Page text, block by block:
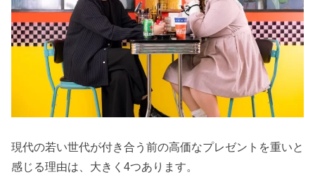
現代の若い世代が付き合う前の高価なプレゼントを重いと
感じる理由は、大きく4つあります。